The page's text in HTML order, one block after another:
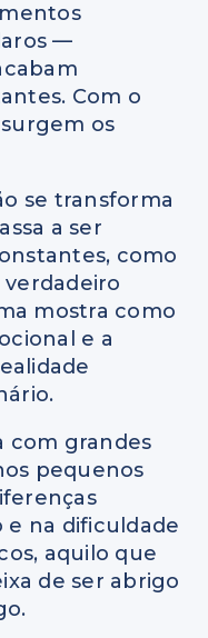
—
Com o
os
se transforma
a ser
como
mostra como
e a
com grandes
pequenos
e na dificuldade
aquilo que
de ser abrigo